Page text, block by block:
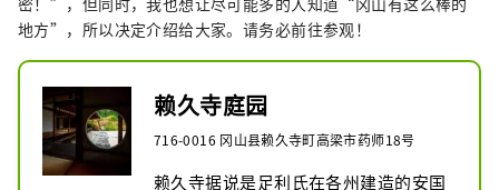
地方”，所以决定介绍给大家。请务必前往参观！
赖久寺庭园
716-0016 冈山县赖久寺町高梁市药师18号
赖久寺据说是足利氏在各州建造的安国